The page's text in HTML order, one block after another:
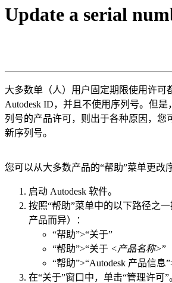
Update a serial
大多数单（人）用户固定期限使用许可
Autodesk ID，并且不使用序列号。但
列号的产品许可，则出于各种原因，您
新序列号。
您可以从大多数产品的“帮助”菜单更改
启动 Autodesk 软件。
按照“帮助”菜单中的以下路径之
产品而异）：
“帮助”>“关于”
“帮助”>“关于 <产品名称>”
“帮助”>“Autodesk 产品信息
在“关于”窗口中，单击“管理许可”